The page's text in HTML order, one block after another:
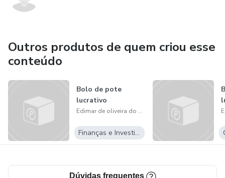
Outros produtos de quem criou esse
conteúdo
Bolo de pote
lucrativo
Edimar de oliveira do Carmo
Finanças e Investimentos
Dúvidas frequentes